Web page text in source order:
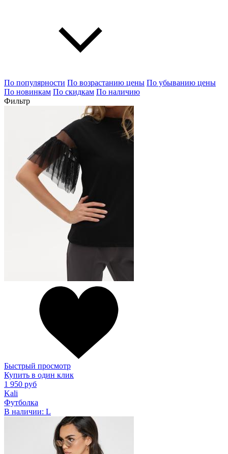
По популярности По возрастанию цены По убыванию цены
По новинкам По скидкам По наличию
Фильтр
Быстрый просмотр
Купить в один клик
1 950 руб
Kali
Футболка
В наличии: L